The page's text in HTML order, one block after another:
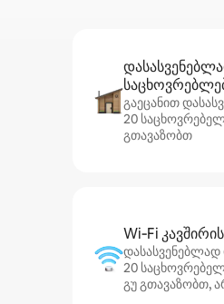
გაეცანით
20
გთავაზობთ
Wi‑Fi
20
გუ გთავაზობთ,